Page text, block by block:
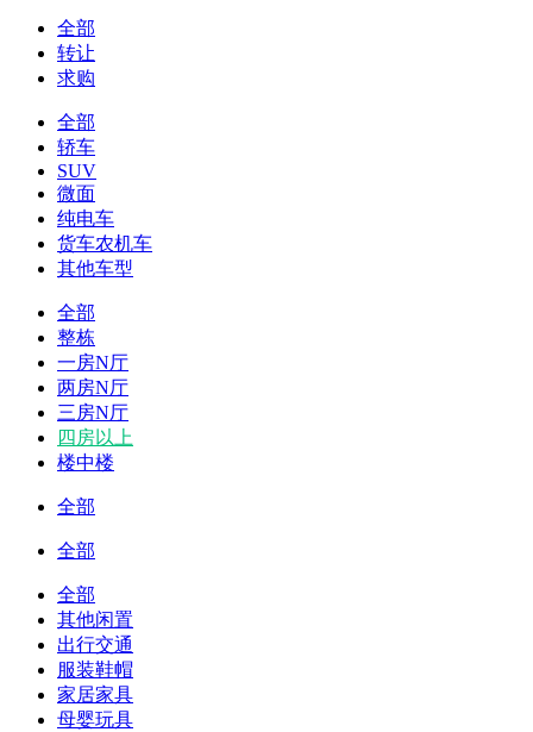
全部
转让
求购
全部
轿车
SUV
微面
纯电车
货车农机车
其他车型
全部
整栋
一房N厅
两房N厅
三房N厅
四房以上
楼中楼
全部
全部
全部
其他闲置
出行交通
服装鞋帽
家居家具
母婴玩具